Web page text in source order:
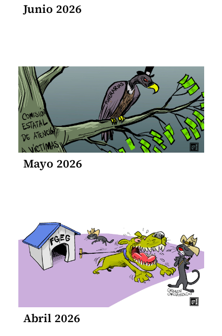
Junio 2026
Mayo 2026
Abril 2026